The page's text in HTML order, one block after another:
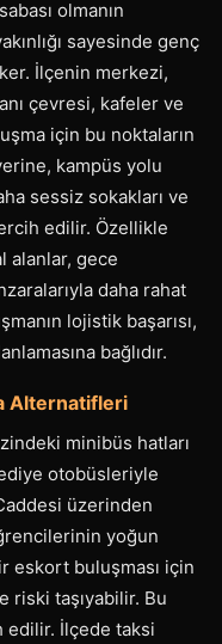
olmanın
sayesinde genç
İlçenin merkezi,
çevresi, kafeler ve
için bu noktaların
kampüs yolu
sessiz sokakları ve
edilir. Özellikle
alanlar, gece
daha rahat
lojistik başarısı,
bağlıdır.
Alternatifleri
minibüs hatları
otobüsleriyle
üzerinden
yoğun
eskort buluşması için
riski taşıyabilir. Bu
edilir. İlçede taksi